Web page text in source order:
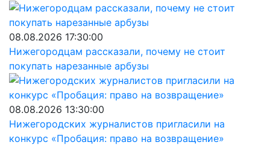
08.08.2026 17:30:00
Нижегородцам рассказали, почему не стоит
покупать нарезанные арбузы
08.08.2026 13:30:00
Нижегородских журналистов пригласили на
конкурс «Пробация: право на возвращение»